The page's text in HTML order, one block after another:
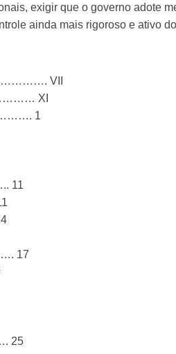
exigir que o governo adote
ainda mais rigoroso e ativo
VII
XI
1
11
17
25